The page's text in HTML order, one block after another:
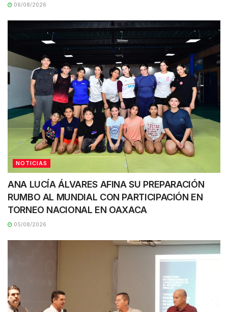
06/08/2026
NOTICIAS
ANA LUCÍA ÁLVARES AFINA SU PREPARACIÓN
RUMBO AL MUNDIAL CON PARTICIPACIÓN EN
TORNEO NACIONAL EN OAXACA
05/08/2026